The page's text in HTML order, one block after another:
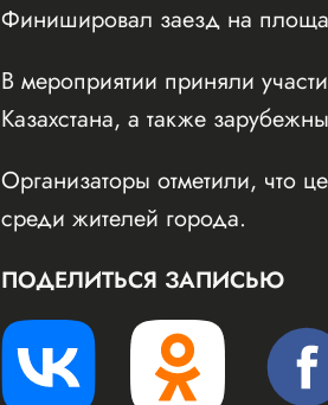
Финишировал заезд на
В мероприятии приняли
Казахстана, а также
Организаторы отметили, что
среди жителей города.
ПОДЕЛИТЬСЯ ЗАПИСЬЮ